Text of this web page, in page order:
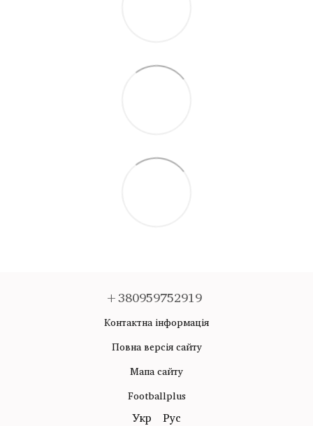
+380959752919
Контактна інформація
Повна версія сайту
Мапа сайту
Footballplus
Укр Рус